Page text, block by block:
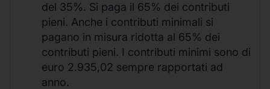
del 35%. Si paga il 65% dei contributi
pieni. Anche i contributi minimali si
pagano in misura ridotta al 65% dei
contributi pieni. I contributi minimi sono di
euro 2.935,02 sempre rapportati ad
anno.